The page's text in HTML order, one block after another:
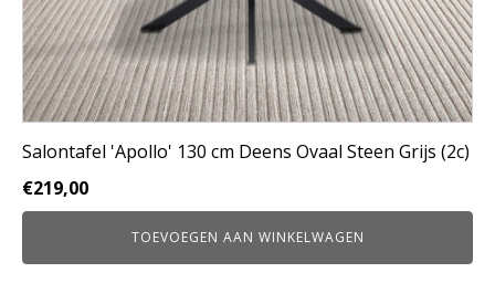
Salontafel 'Apollo' 130 cm Deens Ovaal Steen Grijs (2c)
€219,00
TOEVOEGEN AAN WINKELWAGEN